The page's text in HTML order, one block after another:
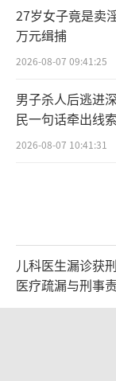
27岁女子竟是卖
万元缉捕
2026-08-07 09:41:25
男子杀人后逃进
民一句话牵出线索
2026-08-07 10:41:31
儿科医生漏诊获
医疗疏漏与刑事
2026-08-06 13:45:15